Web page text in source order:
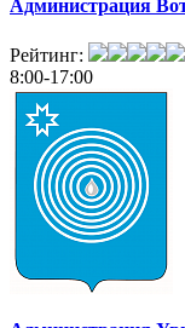
Администрация
Рейтинг:
8:00-17:00